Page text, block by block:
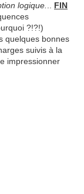
logique.
FIN
?!?!)
quelques bonnes
suivis à la
impressionner